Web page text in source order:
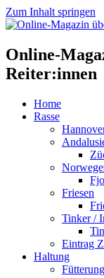
Zum Inhalt springen
Online-
Reiter:innen
Home
Rasse
Friesen
Tinker /
Eintrag
Haltung